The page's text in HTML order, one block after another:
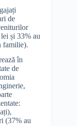
de
și 33% au
familie).
în
de
(37% au